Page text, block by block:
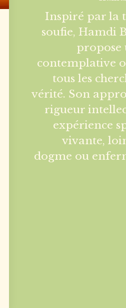
Inspiré par la
soufie, Hamdi
propose
contemplative
tous les
vérité. Son
rigueur
expérience
vivante,
dogme ou